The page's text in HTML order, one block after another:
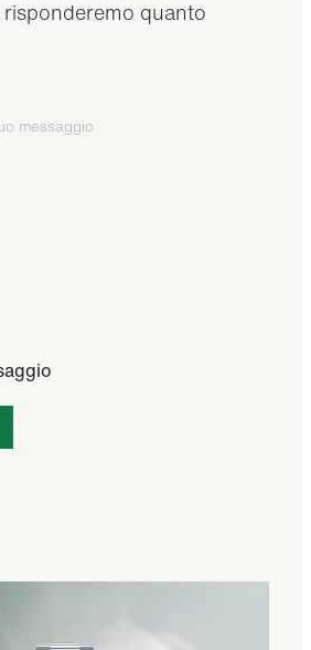
quanto